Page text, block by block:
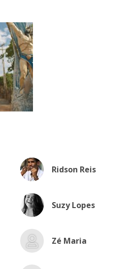
Ridson Reis
Suzy Lopes
Zé Maria